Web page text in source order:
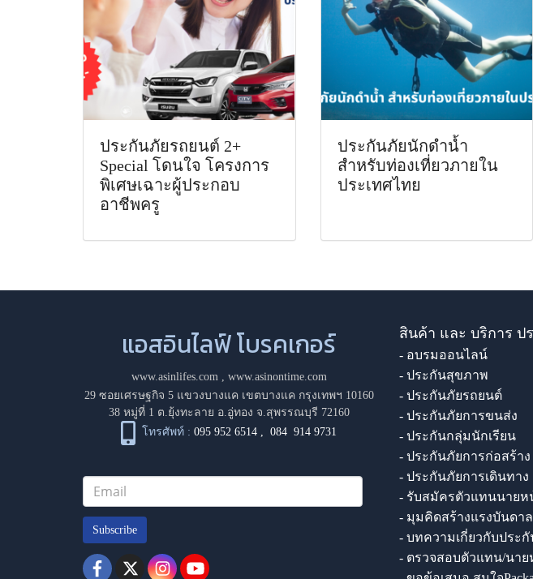
ประกันภัยรถยนต์ 2+
Special โดนใจ โครงการ
พิเศษเฉาะผู้ประกอบ
อาชีพครู
ประกันภัยนักดำน้ำ
สำหรับท่องเที่ยวภายใน
ประเทศไทย
แอสอินไลฟ์ โบรคเกอร์
www.asinlifes.com
www.asinontime.com
29 ซอยเศรษฐกิจ 5 แขวงบางแค เขตบางแค กรุงเทพฯ 10160
38 หมู่ที่ 1 ต.ยุ้งทะลาย อ.อู่ทอง จ.สุพรรณบุรี 72160
โทรศัพท์ : 095 952 6514 ,084 914 9731
Subscribe
สินค้า และ บริการ ป
- อบรมออนไลน์
- ประกันสุขภาพ
- ประกันภัยรถยนต์
- ประกันภัยการขนส่ง
- ประกันกลุ่มนักเรียน
- ประกันภัยการก่อสร้าง
- ประกันภัยการเดินทาง
- รับสมัครตัวแทนนายห
- มุมคิดสร้างแรงบันดาล
- บทความเกี่ยวกับประ
- ตรวจสอบตัวแทน/นาย